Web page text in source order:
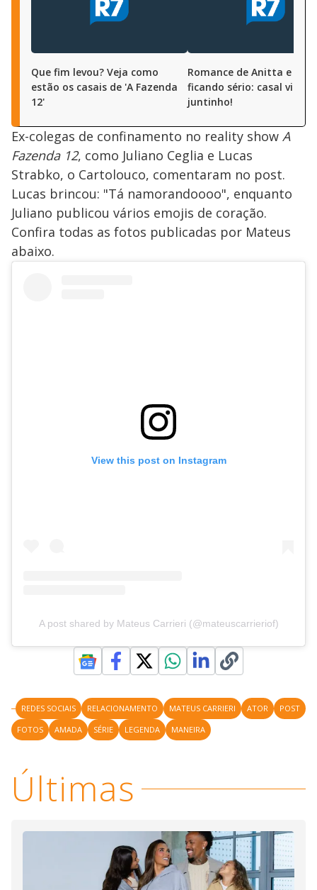
Que fim levou? Veja como
estão os casais de 'A Fazenda
12'
Romance de Anitta e
ficando sério: casal viajou
juntinho!
Ex-colegas de confinamento no reality show A
Fazenda 12, como Juliano Ceglia e Lucas
Strabko, o Cartolouco, comentaram no post.
Lucas brincou: "Tá namorandoooo", enquanto
Juliano publicou vários emojis de coração.
Confira todas as fotos publicadas por Mateus
abaixo.
View this post on Instagram
A post shared by Mateus Carrieri (@mateuscarrieriof)
REDES SOCIAIS RELACIONAMENTO MATEUS CARRIERI ATOR
POST
FOTOS
AMADA SÉRIE LEGENDA MANEIRA
Últimas